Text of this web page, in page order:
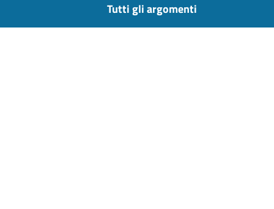
Tutti gli argomenti